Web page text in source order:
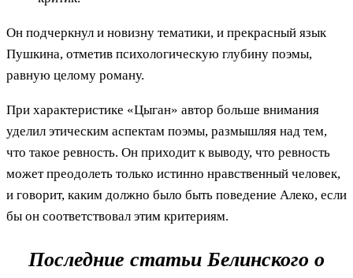
Он подчеркнул и новизну тематики, и прекрасный язык
Пушкина, отметив психологическую глубину поэмы,
равную целому роману.
При характеристике «Цыган» автор больше внимания
уделил этическим аспектам поэмы, размышляя над тем,
что такое ревность. Он приходит к выводу, что ревность
может преодолеть только истинно нравственный человек,
и говорит, каким должно было быть поведение Алеко, если
бы он соответствовал этим критериям.
Последние статьи Белинского о